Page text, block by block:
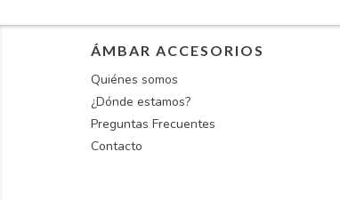
ÁMBAR ACCESORIOS
Quiénes somos
¿Dónde estamos?
Preguntas Frecuentes
Contacto